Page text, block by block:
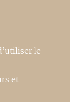
le
et